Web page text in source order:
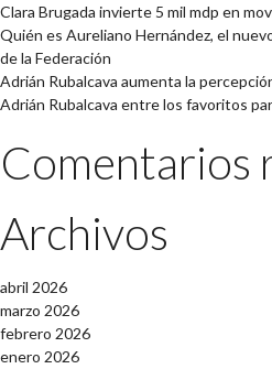
Clara Brugada invierte 5 mil mdp en
Quién es Aureliano Hernández, el
de la Federación
Adrián Rubalcava aumenta la
Adrián Rubalcava entre los favoritos
Comentarios
Archivos
abril 2026
marzo 2026
febrero 2026
enero 2026